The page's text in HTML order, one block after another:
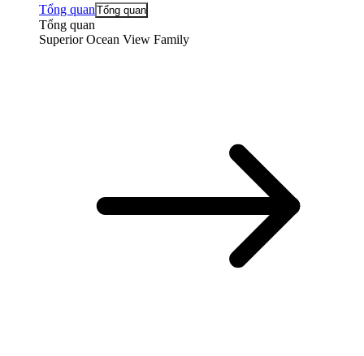
Tổng quan Tổng quan
Tổng quan
Superior Ocean View Family